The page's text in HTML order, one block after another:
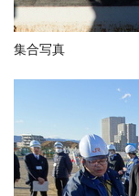
集合写真